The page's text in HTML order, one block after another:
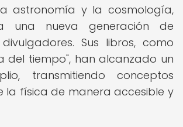
astronomía y la cosmología,
una nueva generación de
Sus libros, como
del tiempo", han alcanzado un
transmitiendo conceptos
la física de manera accesible y